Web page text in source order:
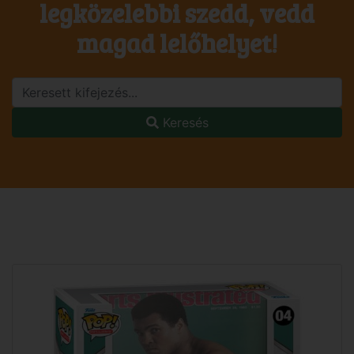
legközelebbi szedd, vedd
magad lelőhelyet!
Keresés